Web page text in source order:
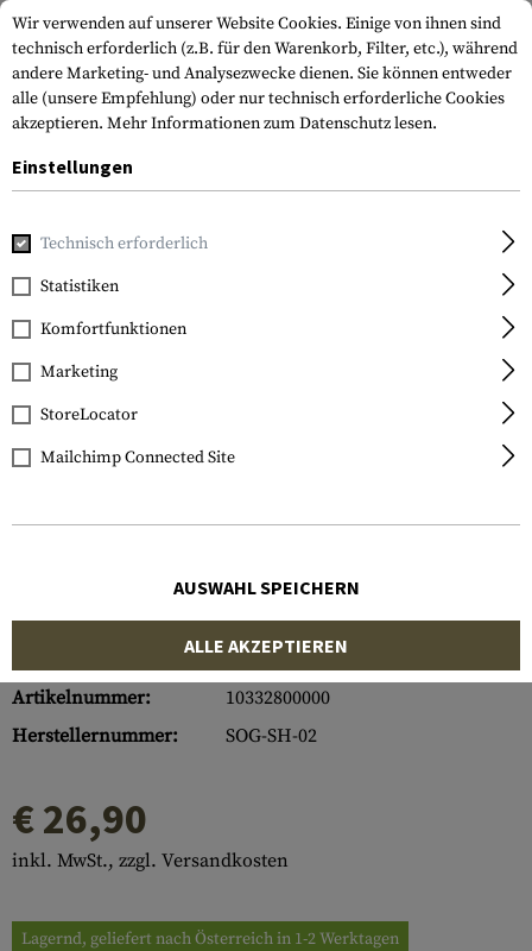
Home Ausrüstung
SOG Knives
Countertop Sharpener
Artikelnummer:
10332800000
Herstellernummer:
SOG-SH-02
€ 26,90
inkl. MwSt., zzgl. Versandkosten
Lagernd, geliefert nach Österreich in 1-2 Werktagen
Wir verwenden auf unserer Website Cookies. Einige von ihnen sind
technisch erforderlich (z.B. für den Warenkorb, Filter, etc.), während
andere Marketing- und Analysezwecke dienen. Sie können entweder
alle (unsere Empfehlung) oder nur technisch erforderliche Cookies
akzeptieren. Mehr Informationen zum Datenschutz lesen.
Einstellungen
Technisch erforderlich
Statistiken
Komfortfunktionen
Marketing
StoreLocator
Mailchimp Connected Site
AUSWAHL SPEICHERN
ALLE AKZEPTIEREN